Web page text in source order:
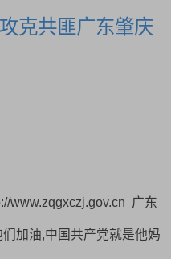
克共匪广东肇庆
www.zqgxczj.gov.cn 广东
加油,中国共产党就是他妈